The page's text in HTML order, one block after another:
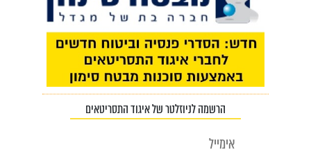
הרשמה לניוזלטר של איגוד התסריטאים